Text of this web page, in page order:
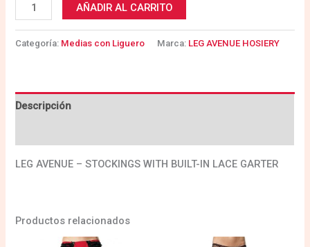
AÑADIR AL CARRITO
Categoría: Medias con Liguero Marca: LEG AVENUE HOSIERY
Descripción
LEG AVENUE – STOCKINGS WITH BUILT-IN LACE GARTER
Productos relacionados